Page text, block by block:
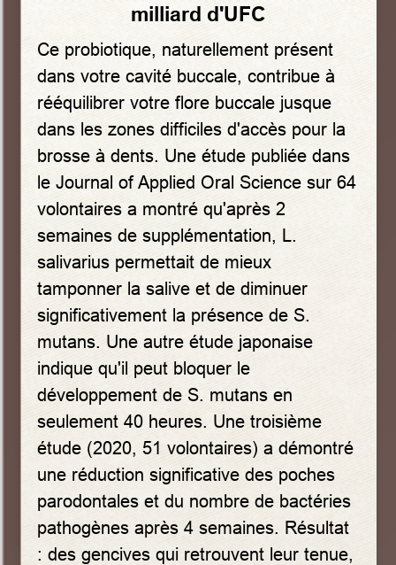
milliard d'UFC
Ce probiotique, naturellement présent
dans votre cavité buccale, contribue à
rééquilibrer votre flore buccale jusque
dans les zones difficiles d'accès pour la
brosse à dents. Une étude publiée dans
le Journal of Applied Oral Science sur 64
volontaires a montré qu'après 2
semaines de supplémentation, L.
salivarius permettait de mieux
tamponner la salive et de diminuer
significativement la présence de S.
mutans. Une autre étude japonaise
indique qu'il peut bloquer le
développement de S. mutans en
seulement 40 heures. Une troisième
étude (2020, 51 volontaires) a démontré
une réduction significative des poches
parodontales et du nombre de bactéries
pathogènes après 4 semaines. Résultat
: des gencives qui retrouvent leur tenue,